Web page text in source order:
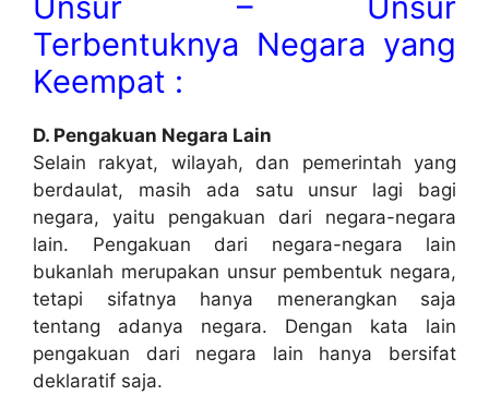
Terbentuknya Negara yang
Keempat :
D. Pengakuan Negara Lain
Selain rakyat, wilayah, dan pemerintah yang
berdaulat, masih ada satu unsur lagi bagi
negara, yaitu pengakuan dari negara-negara
lain. Pengakuan dari negara-negara lain
bukanlah merupakan unsur pembentuk negara,
tetapi sifatnya hanya menerangkan saja
tentang adanya negara. Dengan kata lain
pengakuan dari negara lain hanya bersifat
deklaratif saja.